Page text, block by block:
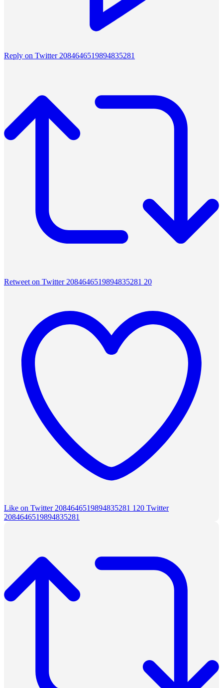
Reply on Twitter 2084646519894835281
Retweet on Twitter 2084646519894835281 20
Like on Twitter 2084646519894835281 120 Twitter
2084646519894835281